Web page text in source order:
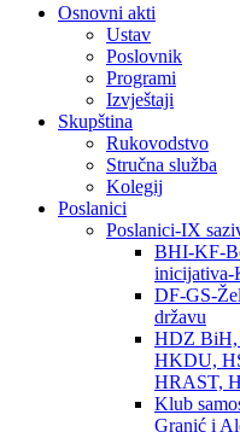
Osnovni akti
Ustav
Poslovnik
Programi
Izvještaji
Skupština
Rukovodstvo
Stručna služba
Kolegij
Poslanici
Poslanici-IX
BHI-KF-
inicijativa-
DF-GS-
državu
HDZ BiH,
HKDU,
HRAST,
Klub
Granić i